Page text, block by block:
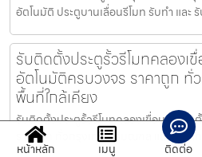
อัตโนมัติ ประตูบานเลื่อนรีโมท รับทำ และ
รับติดตั้งประตูรั้วรีโมทคลองเ
อัตโนมัติครบวงจร ราคาถูก
พื้นที่ใกล้เคียง
รับติดตั้งประตูรั้วรีโมทคลองเขื่อน รับติด
ราคาถูก ทั่วกรุงเทพ ปริมณฑล และพื้นที่ใก
หน้าหลัก เมนู ติดต่อ